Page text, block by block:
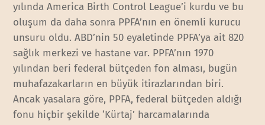
yılında America Birth Control League’i kurdu ve bu
oluşum da daha sonra PPFA’nın en önemli kurucu
unsuru oldu. ABD’nin 50 eyaletinde PPFA’ya ait 820
sağlık merkezi ve hastane var. PPFA’nın 1970
yılından beri federal bütçeden fon alması, bugün
muhafazakarların en büyük itirazlarından biri.
Ancak yasalara göre, PPFA, federal bütçeden aldığı
fonu hiçbir şekilde ‘Kürtaj’ harcamalarında